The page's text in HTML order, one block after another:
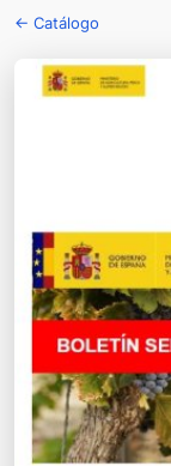
← Catálogo